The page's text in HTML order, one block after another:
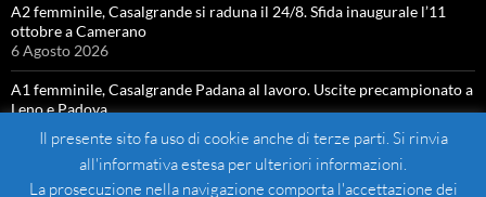
A2 femminile, Casalgrande si raduna il 24/8. Sfida inaugurale l’11
ottobre a Camerano
6 Agosto 2026
A1 femminile, Casalgrande Padana al lavoro. Uscite precampionato a
Leno e Padova
4 Agosto 2026
Il presente sito fa uso di cookie anche di terze parti. Si rinvia
all'informativa estesa per ulteriori informazioni.
La prosecuzione nella navigazione comporta l'accettazione dei